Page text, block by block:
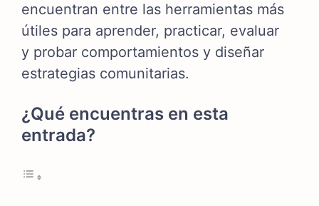
encuentran entre las herramientas más
útiles para aprender, practicar, evaluar
y probar comportamientos y diseñar
estrategias comunitarias.
¿Qué encuentras en esta
entrada?